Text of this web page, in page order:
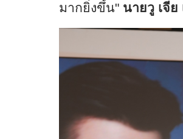
มากยิ่งขึ้น" นายวู เจีย